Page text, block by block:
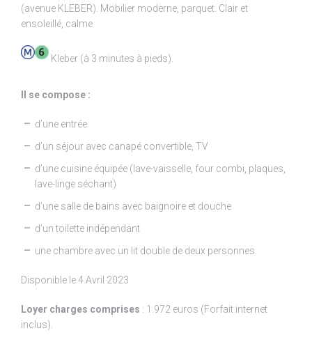
(avenue KLEBER). Mobilier moderne, parquet. Clair et
ensoleillé, calme
Kleber (à 3 minutes à pieds).
Il se compose :
d’une entrée
d’un séjour avec canapé convertible, TV
d’une cuisine équipée (lave-vaisselle, four combi, plaques,
lave-linge séchant)
d’une salle de bains avec baignoire et douche
d’un toilette indépendant
une chambre avec un lit double de deux personnes.
Disponible le 4 Avril 2023
Loyer charges comprises : 1.972 euros (Forfait internet
inclus).